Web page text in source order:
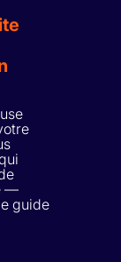
—
guide